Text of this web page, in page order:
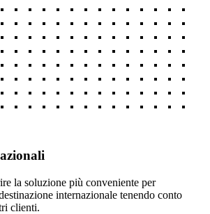
la soluzione più conveniente per
internazionale tenendo conto
clienti.